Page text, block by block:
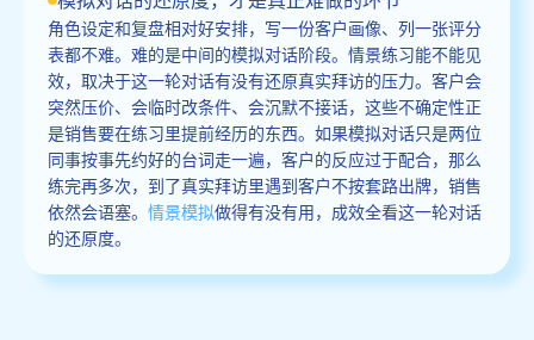
角色设定和复盘相对好安排，写一份客户画像、列一张评分
表都不难。难的是中间的模拟对话阶段。情景练习能不能见
效，取决于这一轮对话有没有还原真实拜访的压力。客户会
突然压价、会临时改条件、会沉默不接话，这些不确定性正
是销售要在练习里提前经历的东西。如果模拟对话只是两位
同事按事先约好的台词走一遍，客户的反应过于配合，那么
练完再多次，到了真实拜访里遇到客户不按套路出牌，销售
依然会语塞。 情景模拟做得有没有用，成效全看这一轮对话
的还原度。